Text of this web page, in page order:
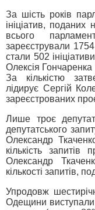
За шість років
ініціатив,
всього
зареєстрували
стали 502
Олексія
За кількістю
лідирує Сергій
зареєстрованих
Лише троє
депутатського
Олександр
кількість запитів
Олександр
кількості запитів,
Упродовж
Одещини